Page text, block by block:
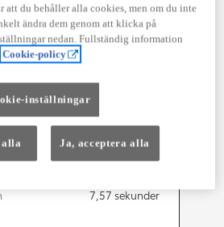
145
7,57 sekunder
att du behåller alla cookies, men om du inte
ändra dem genom att klicka på
nedan. Fullständig information
Cookie-policy
inställningar
alla Ja, acceptera alla